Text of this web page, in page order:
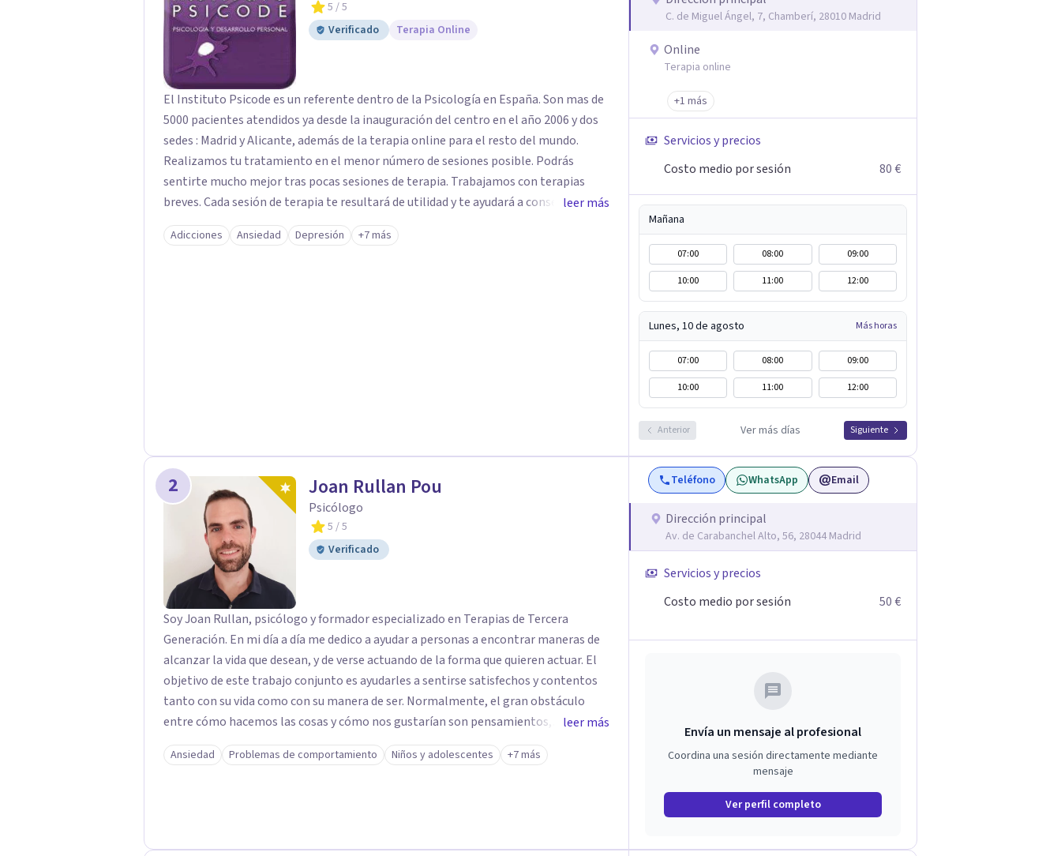
5 / 5
Verificado
Terapia Online
El Instituto Psicode es un referente dentro de la Psicología en España. Son mas de
5000 pacientes atendidos ya desde la inauguración del centro en el año 2006 y dos
sedes : Madrid y Alicante, además de la terapia online para el resto del mundo.
Realizamos tu tratamiento en el menor número de sesiones posible. Podrás
sentirte mucho mejor tras pocas sesiones de terapia. Trabajamos con terapias
breves. Cada sesión de terapia te resultará de utilidad y te ayudará a conseguir tus
objetivos. Entre nuestras especialidades destaca la terapia de pareja y sexual, así
como el tratamiento de problemas emocionales, obsesiones, ansiedad , estrés,
leer más
Adicciones Ansiedad Depresión +7 más
C. de Miguel Ángel, 7, Chamberí, 28010 Madrid
Online
Terapia online
+1 más
Servicios y precios
Costo medio por sesión
80 €
Mañana
07:00 08:00
09:00
10:00
11:00 12:00
Lunes, 10 de agosto Más horas
07:00 08:00
09:00
10:00
11:00 12:00
Anterior Ver más días Siguiente
2 Joan Rullan Pou
Psicólogo
5 / 5
Verificado
Soy Joan Rullan, psicólogo y formador especializado en Terapias de Tercera
Generación. En mi día a día me dedico a ayudar a personas a encontrar maneras de
alcanzar la vida que desean, y de verse actuando de la forma que quieren actuar. El
objetivo de este trabajo conjunto es ayudarles a sentirse satisfechos y contentos
tanto con su vida como con su manera de ser. Normalmente, el gran obstáculo
entre cómo hacemos las cosas y cómo nos gustarían son pensamientos,
emociones, ansiedades y miedos... Que nos impiden tomar las riendas de nuestras
vidas y disfrutar del momento. Para ello, mi trabajo consiste en ayudar a las
barreras; pensamientos, emociones, sensaciones físicas... Que les frenan, para que
leer más
Ansiedad Problemas de comportamiento Niños y adolescentes +7 más
Teléfono WhatsApp Email
Dirección principal
Av. de Carabanchel Alto, 56, 28044 Madrid
Servicios y precios
Costo medio por sesión
50 €
Envía un mensaje al profesional
Coordina una sesión directamente mediante
mensaje
Ver perfil completo